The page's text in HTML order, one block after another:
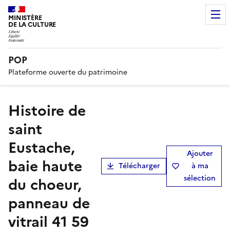
MINISTÈRE
DE LA CULTURE
POP
Plateforme ouverte du patrimoine
Histoire de
saint
Eustache,
baie haute
du choeur,
panneau de
vitrail 41 59
Télécharger
Ajouter
à ma
sélection